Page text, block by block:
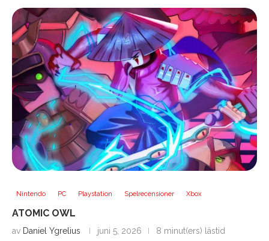
Nintendo PC Playstation Spelrecensioner Xbox
ATOMIC OWL
av Daniel Ygrelius juni 5, 2026 8 minut(ers) lästid